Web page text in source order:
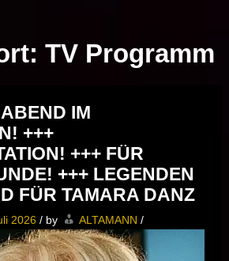
TV Programm
IM
+++
+++ FÜR
+++ LEGENDEN
FÜR TAMARA DANZ
2026 / by ALTAMANN /